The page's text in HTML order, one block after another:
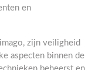
en
zijn veiligheid
aspecten binnen de